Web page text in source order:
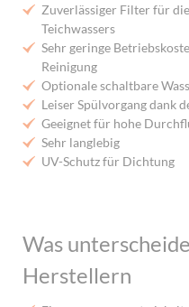
Zuverlässiger Filter für
Teichwassers
Sehr geringe
Reinigung
Optionale schaltbare
Leiser Spülvorgang dank
Geeignet für hohe
Sehr langlebig
UV-Schutz für Dichtung
Was
Herstellern